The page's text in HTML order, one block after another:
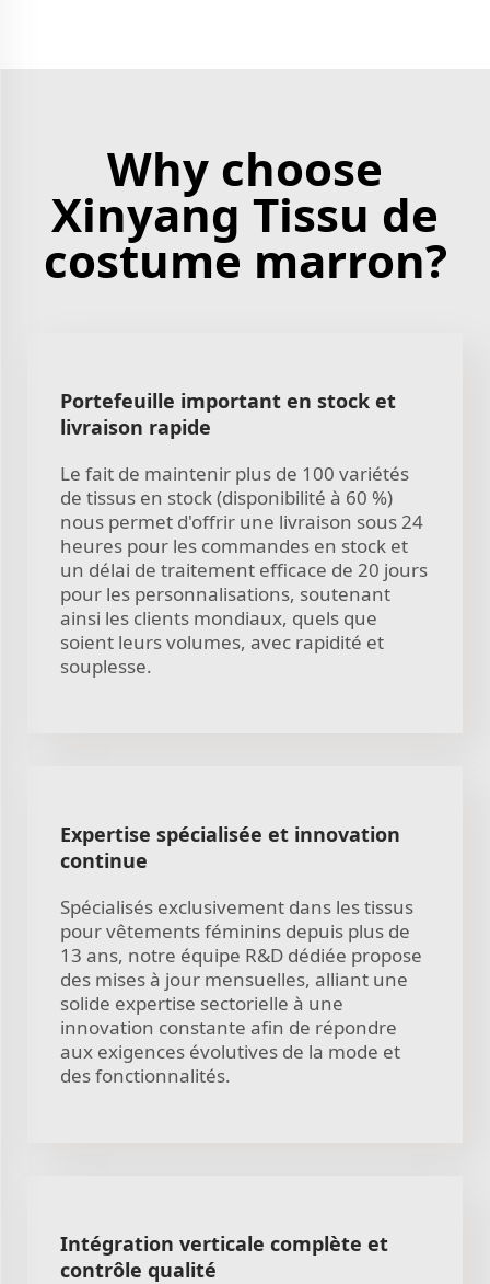
Why choose
Xinyang Tissu de
costume marron?
Portefeuille important en stock et
livraison rapide
Le fait de maintenir plus de 100 variétés
de tissus en stock (disponibilité à 60 %)
nous permet d'offrir une livraison sous 24
heures pour les commandes en stock et
un délai de traitement efficace de 20 jours
pour les personnalisations, soutenant
ainsi les clients mondiaux, quels que
soient leurs volumes, avec rapidité et
souplesse.
Expertise spécialisée et innovation
continue
Spécialisés exclusivement dans les tissus
pour vêtements féminins depuis plus de
13 ans, notre équipe R&D dédiée propose
des mises à jour mensuelles, alliant une
solide expertise sectorielle à une
innovation constante afin de répondre
aux exigences évolutives de la mode et
des fonctionnalités.
Intégration verticale complète et
contrôle qualité